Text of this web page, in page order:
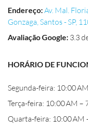
Endereço:Av. Mal.
Gonzaga, Santos - SP,
Avaliação Google: 3.3
HORÁRIO DE
Segunda-feira: 10:00
Terça-feira: 10:00 AM –
Quarta-feira: 10:00 AM